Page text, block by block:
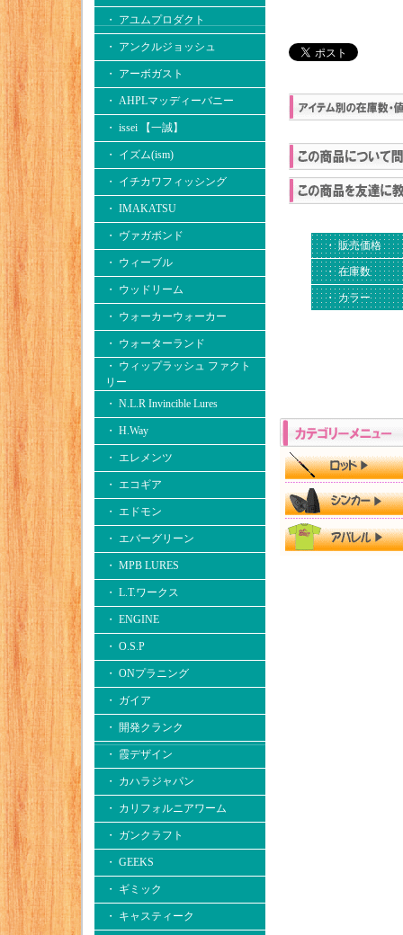
・ アユムプロダクト
・ アンクルジョッシュ
・ アーボガスト
・ AHPLマッディーバニー
・ issei 【一誠】
・ イズム(ism)
・ イチカワフィッシング
・ IMAKATSU
・ ヴァガボンド
・ ウィーブル
・ ウッドリーム
・ ウォーカーウォーカー
・ ウォーターランド
・ ウィップラッシュ ファクト
リー
・ N.L.R Invincible Lures
・ H.Way
・ エレメンツ
・ エコギア
・ エドモン
・ エバーグリーン
・ MPB LURES
・ L.T.ワークス
・ ENGINE
・ O.S.P
・ ONプラニング
・ ガイア
・ 開発クランク
・ 霞デザイン
・ カハラジャパン
・ カリフォルニアワーム
・ ガンクラフト
・ GEEKS
・ ギミック
・ キャスティーク
・ 販売価格
・ 在庫数
・ カラー